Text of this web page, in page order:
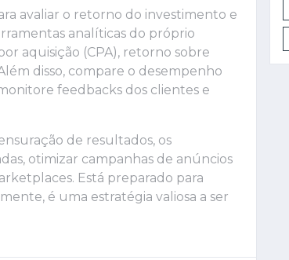
avaliar o retorno do investimento e
analíticas do próprio
aquisição (CPA), retorno sobre
disso, compare o desempenho
feedbacks dos clientes e
de resultados, os
otimizar campanhas de anúncios
Está preparado para
é uma estratégia valiosa a ser